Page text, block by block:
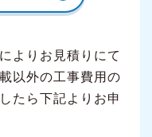
よりお見積りにて
以外の工事費用の
たら下記よりお申